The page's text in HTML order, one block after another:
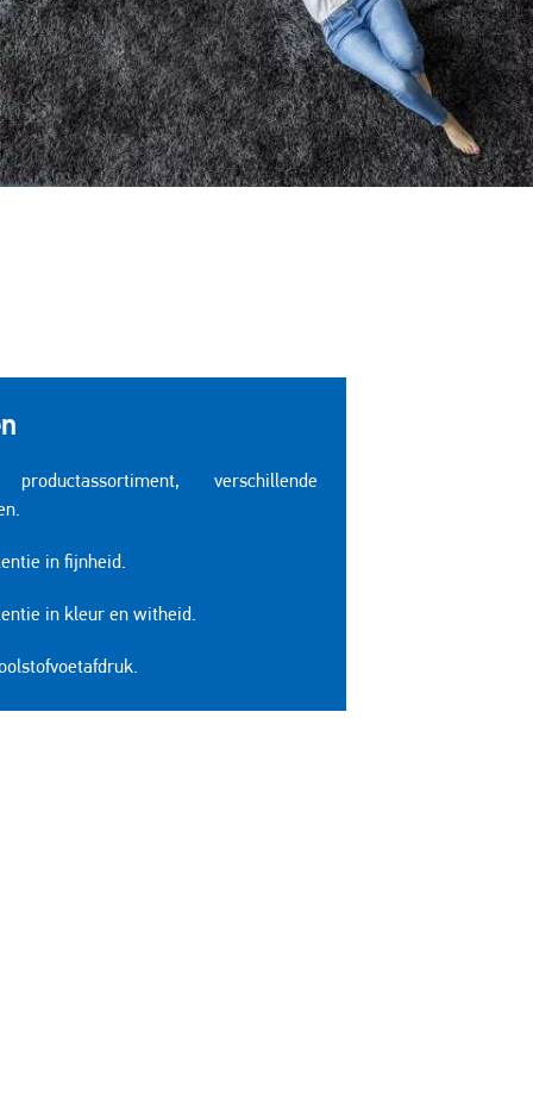
verschillende
in fijnheid.
in kleur en witheid.